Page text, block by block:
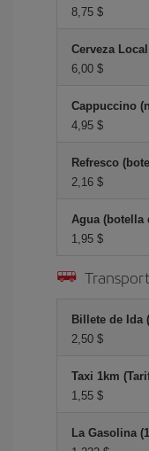
8,75 $
Cerveza
6,00 $
Cappuccino
4,95 $
Refresco
2,16 $
Agua (botella
1,95 $
Billete de Ida
2,50 $
Taxi 1km
1,55 $
La Gasolina